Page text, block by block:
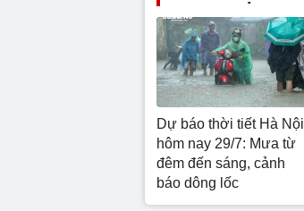
Dự báo thời tiết Hà Nội
hôm nay 29/7: Mưa từ
đêm đến sáng, cảnh
báo dông lốc